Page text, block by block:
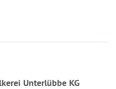
Unterlübbe KG